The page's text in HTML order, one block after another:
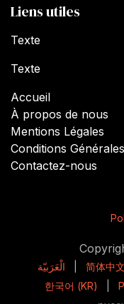
Liens utiles
Texte
Texte
Accueil
À propos de nous
Mentions Légales
Conditions
Contactez-nous
الْعَرَبيّة 简体中文
한국어 (KR)